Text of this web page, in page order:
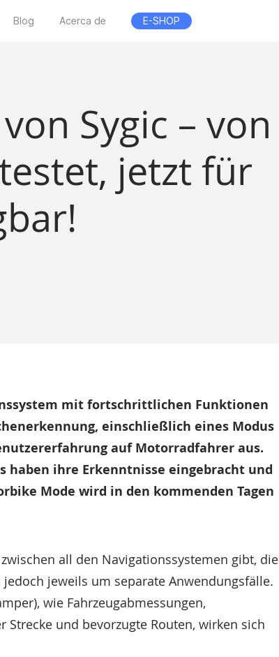
Blog Acerca de E-SHOP
Sygic – von
jetzt für
mit fortschrittlichen Funktionen
einschließlich eines Modus
auf Motorradfahrer aus.
haben ihre Erkenntnisse eingebracht und
Mode wird in den kommenden Tagen
all den Navigationssystemen gibt, die
jeweils um separate Anwendungsfälle.
wie Fahrzeugabmessungen,
und bevorzugte Routen, wirken sich